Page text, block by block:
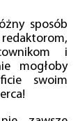
sposób
i
mogłoby
swoim